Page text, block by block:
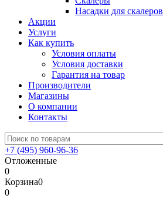
Насадки для скалеров
Акции
Услуги
Как купить
Условия оплаты
Условия доставки
Гарантия на товар
Производители
Магазины
О компании
Контакты
+7 (495) 960-96-36
Отложенные
0
Корзина0
0